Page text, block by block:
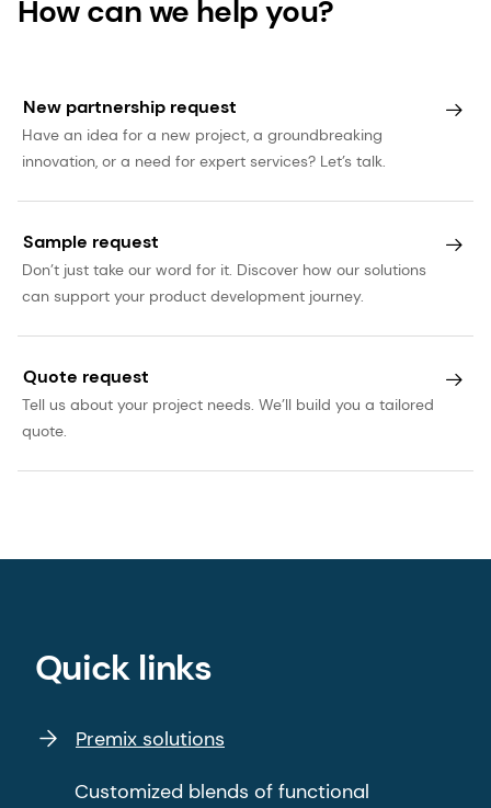
How can we help you?
New partnership request
Have an idea for a new project, a groundbreaking
innovation, or a need for expert services? Let’s talk.
Sample request
Don’t just take our word for it. Discover how our solutions
can support your product development journey.
Quote request
Tell us about your project needs. We’ll build you a tailored
quote.
Quick links
Premix solutions
Customized blends of functional